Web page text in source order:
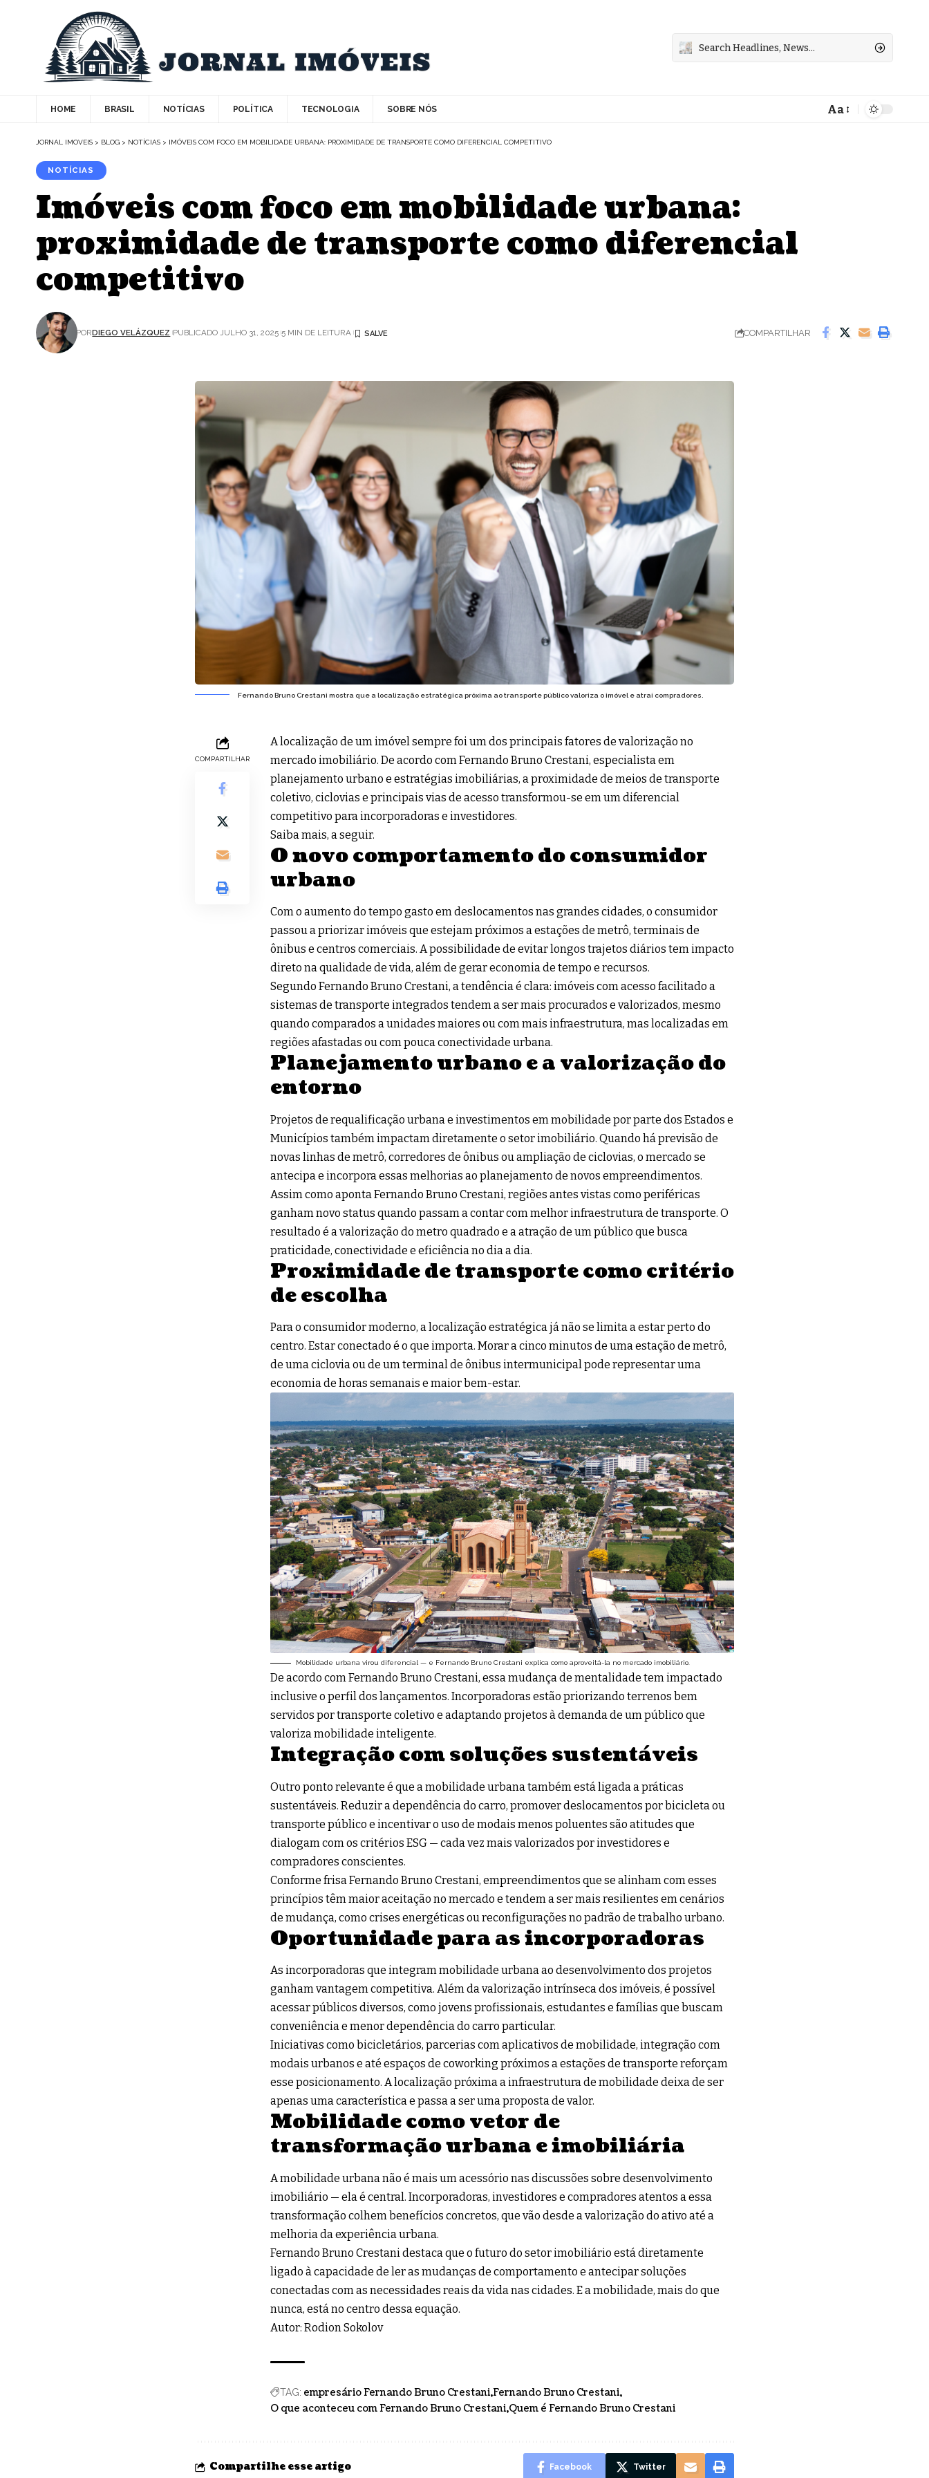
HOME BRASIL NOTÍCIAS POLÍTICA TECNOLOGIA SOBRE NÓS
Font
Aa
JORNAL IMOVEIS > BLOG > NOTÍCIAS > IMÓVEIS COM FOCO EM MOBILIDADE URBANA: PROXIMIDADE DE TRANSPORTE COMO DIFERENCIAL COMPETITIVO
NOTÍCIAS
Imóveis com foco em mobilidade urbana:
proximidade de transporte como diferencial
competitivo
PORDIEGO VELÁZQUEZ PUBLICADO JULHO 31, 2025 5 MIN DE LEITURA COMPARTILHAR
Fernando Bruno Crestani mostra que a localização estratégica próxima ao transporte público valoriza o imóvel e atrai compradores.
COMPARTILHAR
A localização de um imóvel sempre foi um dos principais fatores de valorização no
mercado imobiliário. De acordo com Fernando Bruno Crestani, especialista em
planejamento urbano e estratégias imobiliárias, a proximidade de meios de transporte
coletivo, ciclovias e principais vias de acesso transformou-se em um diferencial
competitivo para incorporadoras e investidores.
Saiba mais, a seguir.
O novo comportamento do consumidor
urbano
Com o aumento do tempo gasto em deslocamentos nas grandes cidades, o consumidor
passou a priorizar imóveis que estejam próximos a estações de metrô, terminais de
ônibus e centros comerciais. A possibilidade de evitar longos trajetos diários tem impacto
direto na qualidade de vida, além de gerar economia de tempo e recursos.
Segundo Fernando Bruno Crestani, a tendência é clara: imóveis com acesso facilitado a
sistemas de transporte integrados tendem a ser mais procurados e valorizados, mesmo
quando comparados a unidades maiores ou com mais infraestrutura, mas localizadas em
regiões afastadas ou com pouca conectividade urbana.
Planejamento urbano e a valorização do
entorno
Projetos de requalificação urbana e investimentos em mobilidade por parte dos Estados e
Municípios também impactam diretamente o setor imobiliário. Quando há previsão de
novas linhas de metrô, corredores de ônibus ou ampliação de ciclovias, o mercado se
antecipa e incorpora essas melhorias ao planejamento de novos empreendimentos.
Assim como aponta Fernando Bruno Crestani, regiões antes vistas como periféricas
ganham novo status quando passam a contar com melhor infraestrutura de transporte. O
resultado é a valorização do metro quadrado e a atração de um público que busca
praticidade, conectividade e eficiência no dia a dia.
Proximidade de transporte como critério
de escolha
Para o consumidor moderno, a localização estratégica já não se limita a estar perto do
centro. Estar conectado é o que importa. Morar a cinco minutos de uma estação de metrô,
de uma ciclovia ou de um terminal de ônibus intermunicipal pode representar uma
economia de horas semanais e maior bem-estar.
Mobilidade urbana virou diferencial — e Fernando Bruno Crestani explica como aproveitá-la no mercado imobiliário.
De acordo com Fernando Bruno Crestani, essa mudança de mentalidade tem impactado
inclusive o perfil dos lançamentos. Incorporadoras estão priorizando terrenos bem
servidos por transporte coletivo e adaptando projetos à demanda de um público que
valoriza mobilidade inteligente.
Integração com soluções sustentáveis
Outro ponto relevante é que a mobilidade urbana também está ligada a práticas
sustentáveis. Reduzir a dependência do carro, promover deslocamentos por bicicleta ou
transporte público e incentivar o uso de modais menos poluentes são atitudes que
dialogam com os critérios ESG — cada vez mais valorizados por investidores e
compradores conscientes.
Conforme frisa Fernando Bruno Crestani, empreendimentos que se alinham com esses
princípios têm maior aceitação no mercado e tendem a ser mais resilientes em cenários
de mudança, como crises energéticas ou reconfigurações no padrão de trabalho urbano.
Oportunidade para as incorporadoras
As incorporadoras que integram mobilidade urbana ao desenvolvimento dos projetos
ganham vantagem competitiva. Além da valorização intrínseca dos imóveis, é possível
acessar públicos diversos, como jovens profissionais, estudantes e famílias que buscam
conveniência e menor dependência do carro particular.
Iniciativas como bicicletários, parcerias com aplicativos de mobilidade, integração com
modais urbanos e até espaços de coworking próximos a estações de transporte reforçam
esse posicionamento. A localização próxima a infraestrutura de mobilidade deixa de ser
apenas uma característica e passa a ser uma proposta de valor.
Mobilidade como vetor de
transformação urbana e imobiliária
A mobilidade urbana não é mais um acessório nas discussões sobre desenvolvimento
imobiliário — ela é central. Incorporadoras, investidores e compradores atentos a essa
transformação colhem benefícios concretos, que vão desde a valorização do ativo até a
melhoria da experiência urbana.
Fernando Bruno Crestani destaca que o futuro do setor imobiliário está diretamente
ligado à capacidade de ler as mudanças de comportamento e antecipar soluções
conectadas com as necessidades reais da vida nas cidades. E a mobilidade, mais do que
nunca, está no centro dessa equação.
Autor: Rodion Sokolov
TAG: empresário Fernando Bruno Crestani Fernando Bruno Crestani
O que aconteceu com Fernando Bruno Crestani Quem é Fernando Bruno Crestani
Compartilhe esse artigo Facebook Twitter